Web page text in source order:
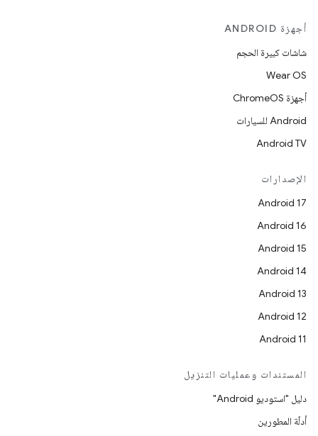
أجهزة ANDROID
شاشات كبيرة الحجم
Wear OS
أجهزة ChromeOS
Android للسيارات
Android TV
الإصدارات
Android 17
Android 16
Android 15
Android 14
Android 13
Android 12
Android 11
المستندات وعمليات التنزيل
دليل "استوديو Android"
أدلّة المطورين